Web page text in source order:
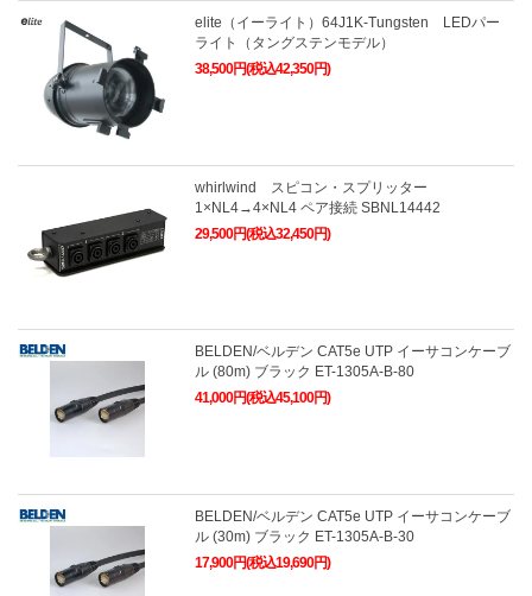
elite（イーライト）64J1K-Tungsten LEDパー
ライト（タングステンモデル）
38,500円(税込42,350円)
whirlwind スピコン・スプリッター
1×NL4→4×NL4 ペア接続 SBNL14442
29,500円(税込32,450円)
BELDEN/ベルデン CAT5e UTP イーサコンケーブ
ル (80m) ブラック ET-1305A-B-80
41,000円(税込45,100円)
BELDEN/ベルデン CAT5e UTP イーサコンケーブ
ル (30m) ブラック ET-1305A-B-30
17,900円(税込19,690円)